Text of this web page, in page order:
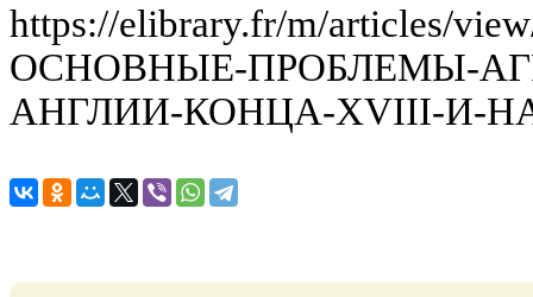
https://elibrary.fr/m/articles/
ОСНОВНЫЕ-ПРОБЛЕМЫ-
АНГЛИИ-КОНЦА-XVIII-И-